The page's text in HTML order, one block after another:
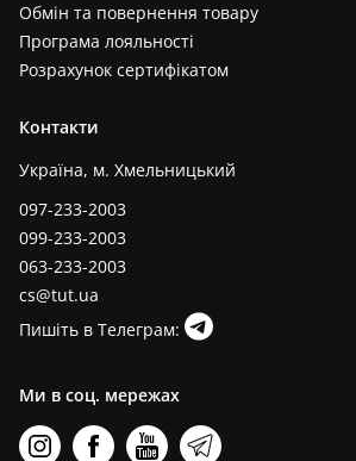
Обмін та повернення товару
Програма лояльності
Розрахунок сертифікатом
Контакти
Україна, м. Хмельницький
097-233-2003
099-233-2003
063-233-2003
cs@tut.ua
Пишіть в Телеграм:
Ми в соц. мережах